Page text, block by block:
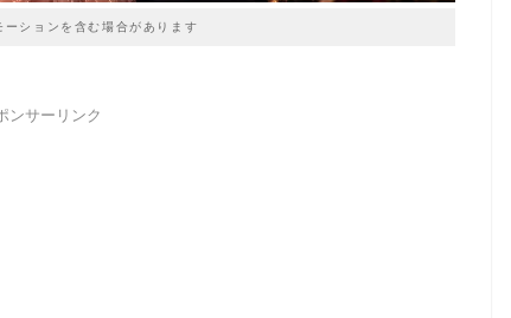
ーションを含む場合があります
ンサーリンク